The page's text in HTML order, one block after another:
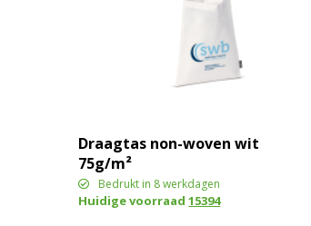
Draagtas non-woven wit
75g/m²
Bedrukt in 8 werkdagen
Huidige voorraad15394